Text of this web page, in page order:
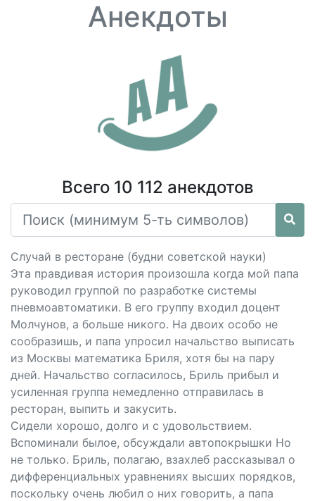
Анекдоты
Всего 10 112 анекдотов
Случай в ресторане (будни советской науки)
Эта правдивая история произошла когда мой папа
руководил группой по разработке системы
пневмоавтоматики. В его группу входил доцент
Молчунов, а больше никого. На двоих особо не
сообразишь, и папа упросил начальство выписать
из Москвы математика Бриля, хотя бы на пару
дней. Начальство согласилось, Бриль прибыл и
усиленная группа немедленно отправилась в
ресторан, выпить и закусить.
Сидели хорошо, долго и с удовольствием.
Вспоминали былое, обсуждали автопокрышки Но
не только. Бриль, полагаю, взахлеб рассказывал о
дифференциальных уравнениях высших порядков,
поскольку очень любил о них говорить, а папа